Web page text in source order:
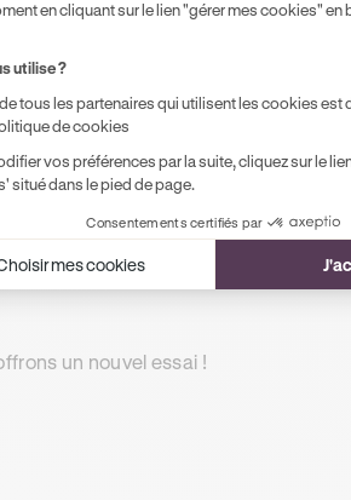
ligne
à l'examen le jour J
de paiement en 2, 3 ou 4x
frais !
un nouvel essai !
en cliquant sur le lien "gérer mes cookies" en
utilise ?
tous les partenaires qui utilisent les cookies est
de cookies
vos préférences par la suite, cliquez sur le
situé dans le pied de page.
Consentements certifiés par
mes cookies